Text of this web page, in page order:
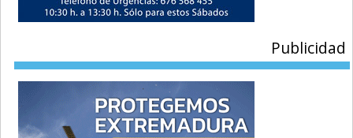
Publicidad